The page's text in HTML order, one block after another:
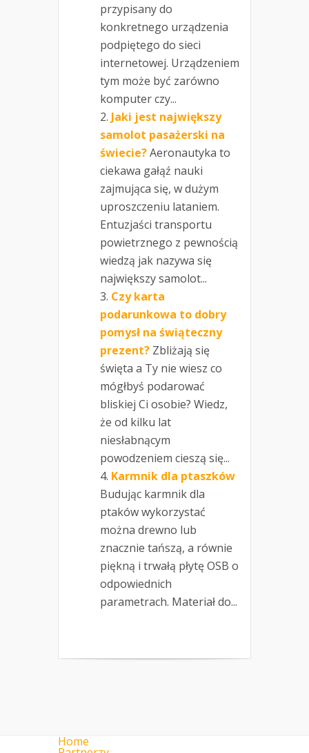
przypisany do
konkretnego urządzenia
podpiętego do sieci
internetowej. Urządzeniem
tym może być zarówno
komputer czy...
Jaki jest największy
samolot pasażerski na
świecie?Aeronautyka to
ciekawa gałąź nauki
zajmująca się, w dużym
uproszczeniu lataniem.
Entuzjaści transportu
powietrznego z pewnością
wiedzą jak nazywa się
największy samolot...
Czy karta
podarunkowa to dobry
pomysł na świąteczny
prezent? Zbliżają się
święta a Ty nie wiesz co
mógłbyś podarować
bliskiej Ci osobie? Wiedz,
że od kilku lat
niesłabnącym
powodzeniem cieszą się...
Karmnik dla ptaszków
Budując karmnik dla
ptaków wykorzystać
można drewno lub
znacznie tańszą, a równie
piękną i trwałą płytę OSB o
odpowiednich
parametrach. Materiał do...
Home